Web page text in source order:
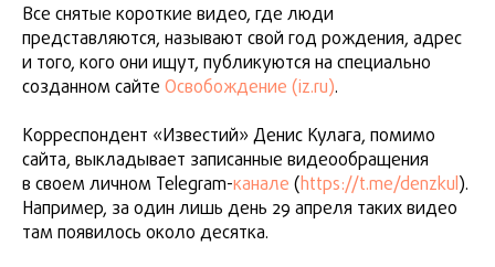
Все снятые короткие видео, где люди
представляются, называют свой год рождения, адрес
и того, кого они ищут, публикуются на специально
созданном сайте Освобождение (iz.ru).
Корреспондент «Известий» Денис Кулага, помимо
сайта, выкладывает записанные видеообращения
в своем личном Telegram-канале (https://t.me/denzkul).
Например, за один лишь день 29 апреля таких видео
там появилось около десятка.